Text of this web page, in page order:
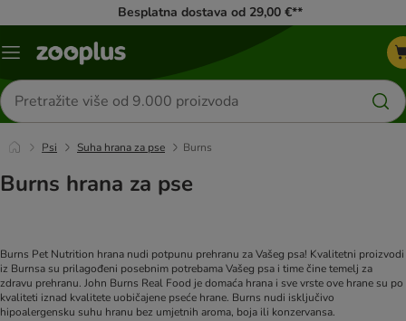
Besplatna dostava od 29,00 €**
Izbornik
Traži
proizvode
Psi Suha hrana za pse Burns
Burns hrana za pse
Burns Pet Nutrition hrana nudi potpunu prehranu za Vašeg psa! Kvalitetni proizvodi
iz Burnsa su prilagođeni posebnim potrebama Vašeg psa i time čine temelj za
zdravu prehranu. John Burns Real Food je domaća hrana i sve vrste ove hrane su po
kvaliteti iznad kvalitete uobičajene pseće hrane. Burns nudi isključivo
hipoalergensku suhu hranu bez umjetnih aroma, boja ili konzervansa.